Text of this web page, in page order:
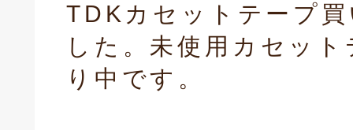
TDKカセットテープ
した。未使用カセッ
り中です。